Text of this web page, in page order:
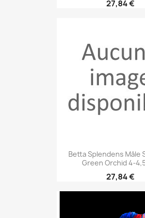
27,84 €
 Aperçu
Betta Splendens Mâle
Green Orchid 4-
27,84 €